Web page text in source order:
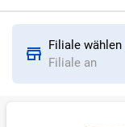
Filiale wählen
Filiale an